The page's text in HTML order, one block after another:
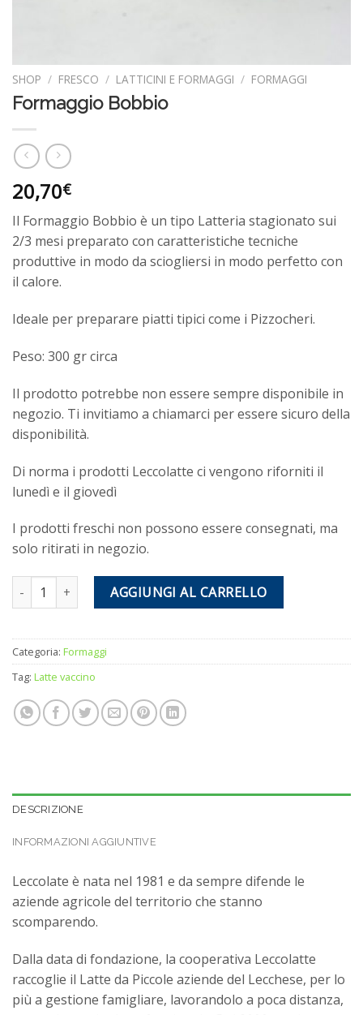
SHOP / FRESCO / LATTICINI E FORMAGGI / FORMAGGI
Formaggio Bobbio
20,70€
Il Formaggio Bobbio è un tipo Latteria stagionato sui
2/3 mesi preparato con caratteristiche tecniche
produttive in modo da sciogliersi in modo perfetto con
il calore.
Ideale per preparare piatti tipici come i Pizzocheri.
Peso: 300 gr circa
Il prodotto potrebbe non essere sempre disponibile in
negozio. Ti invitiamo a chiamarci per essere sicuro della
disponibilità.
Di norma i prodotti Leccolatte ci vengono riforniti il
lunedì e il giovedì
I prodotti freschi non possono essere consegnati, ma
solo ritirati in negozio.
Formaggio Bobbio quantitàAGGIUNGI AL CARRELLO
Categoria: Formaggi
Tag: Latte vaccino
DESCRIZIONE
INFORMAZIONI AGGIUNTIVE
Leccolate è nata nel 1981 e da sempre difende le
aziende agricole del territorio che stanno
scomparendo.
Dalla data di fondazione, la cooperativa Leccolatte
raccoglie il Latte da Piccole aziende del Lecchese, per lo
più a gestione famigliare, lavorandolo a poca distanza,